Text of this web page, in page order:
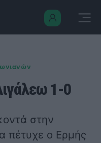
1-0
στην
πέτυχε ο Ερμής